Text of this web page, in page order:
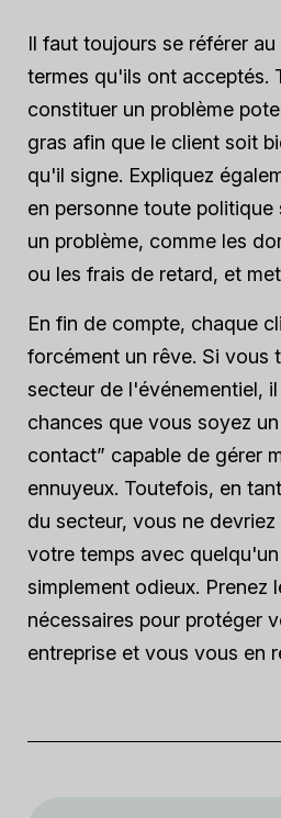
Il faut toujours se référer
termes qu'ils ont acceptés.
constituer un problème
gras afin que le client soit
qu'il signe. Expliquez
en personne toute
un problème, comme les
ou les frais de retard, et
En fin de compte, chaque
forcément un rêve. Si vous
secteur de l'événementiel,
chances que vous soyez
contact” capable de gérer
ennuyeux. Toutefois, en
du secteur, vous ne
votre temps avec
simplement odieux. Prenez
nécessaires pour protéger
entreprise et vous vous en